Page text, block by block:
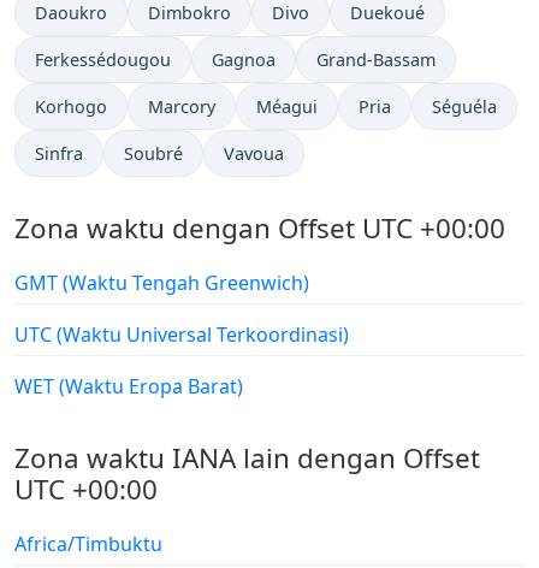
Daoukro Dimbokro Divo Duekoué
Ferkessédougou Gagnoa Grand-Bassam
Korhogo Marcory Méagui Pria Séguéla
Sinfra Soubré Vavoua
Zona waktu dengan Offset UTC +00:00
GMT (Waktu Tengah Greenwich)
UTC (Waktu Universal Terkoordinasi)
WET (Waktu Eropa Barat)
Zona waktu IANA lain dengan Offset
UTC +00:00
Africa/Timbuktu